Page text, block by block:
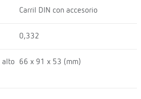
Carril DIN con accesorio
0,332
alto
66 x 91 x 53 (mm)